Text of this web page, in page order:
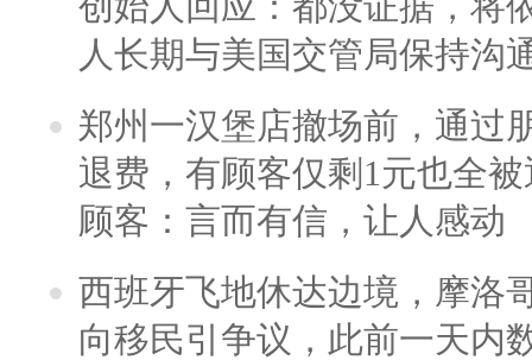
人长期与美国交管局保持沟
郑州一汉堡店撤场前，通过
退费，有顾客仅剩1元也全
顾客：言而有信，让人感动
西班牙飞地休达边境，摩洛
向移民引争议，此前一天内